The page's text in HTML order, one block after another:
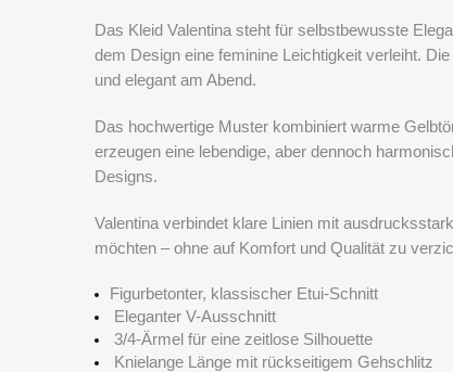
Das Kleid Valentina steht für selbstbewusste
dem Design eine feminine Leichtigkeit verleiht.
und elegant am Abend.
Das hochwertige Muster kombiniert warme
erzeugen eine lebendige, aber dennoch
Designs.
Valentina verbindet klare Linien mit
möchten – ohne auf Komfort und Qualität zu
Figurbetonter, klassischer Etui-Schnitt
Eleganter V-Ausschnitt
3/4-Ärmel für eine zeitlose Silhouette
Knielange Länge mit rückseitigem Gehschlitz